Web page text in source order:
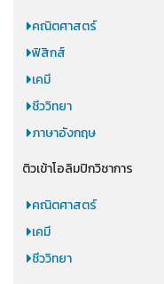
คณิตศาสตร์
ฟิสิกส์
เคมี
ชีววิทยา
ภาษาอังกฤษ
ติวเข้าโอลิมปิกวิชาการ
คณิตศาสตร์
เคมี
ชีววิทยา